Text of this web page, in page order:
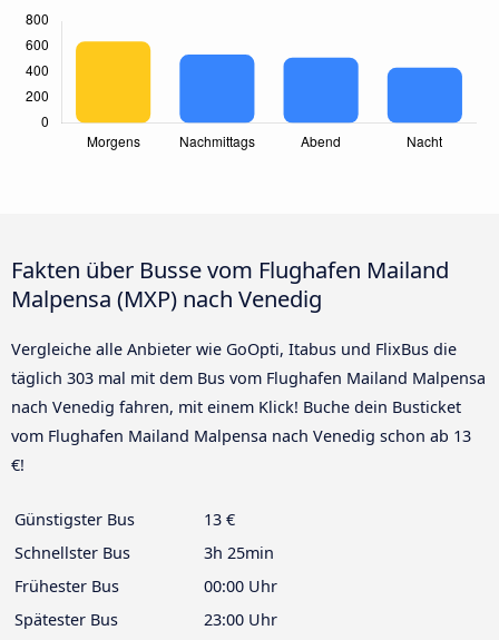
Fakten über Busse vom Flughafen Mailand
Malpensa (MXP) nach Venedig
Vergleiche alle Anbieter wie GoOpti, Itabus und FlixBus die
täglich 303 mal mit dem Bus vom Flughafen Mailand Malpensa
nach Venedig fahren, mit einem Klick! Buche dein Busticket
vom Flughafen Mailand Malpensa nach Venedig schon ab 13
€!
Günstigster Bus
13 €
Schnellster Bus
3h 25min
Frühester Bus
00:00 Uhr
Spätester Bus
23:00 Uhr